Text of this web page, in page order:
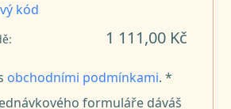
kód
1 111,00 Kč
obchodními podmínkami. *
formuláře dáváš